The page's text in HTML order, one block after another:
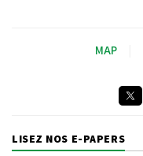
MAP
LISEZ NOS E-PAPERS